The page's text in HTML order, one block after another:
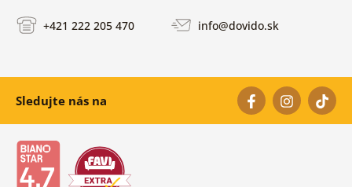
+421 222 205 470 info@dovido.sk
Sledujte nás na